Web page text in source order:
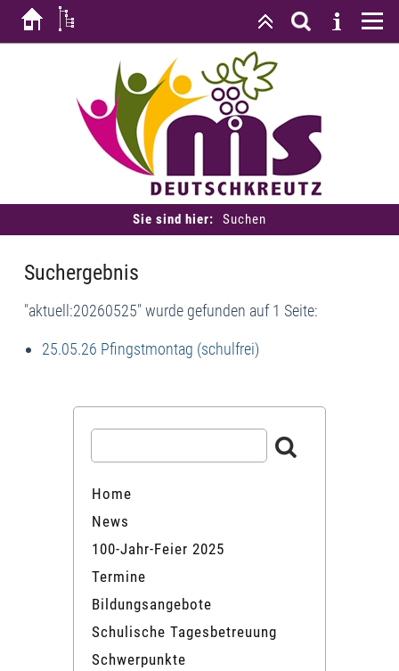
Sie sind hier: Suchen
Suchergebnis
"aktuell:20260525" wurde gefunden auf 1 Seite:
25.05.26 Pfingstmontag (schulfrei)
Home
News
100-Jahr-Feier 2025
Termine
Bildungsangebote
Schulische Tagesbetreuung
Schwerpunkte